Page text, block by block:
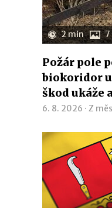
2 min 7
Požár pole
biokoridor u
škod ukáže
6. 8. 2026 · Z